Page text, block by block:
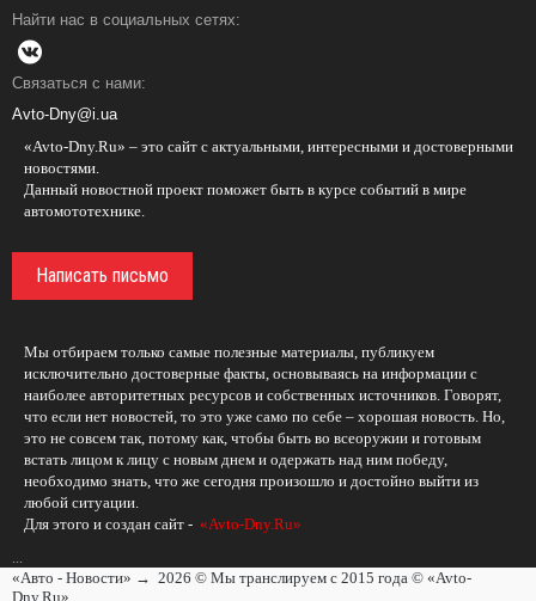
Найти нас в социальных сетях:
Связаться с нами:
Avto-Dny@i.ua
«Avto-Dny.Ru» – это сайт с актуальными, интересными и достоверными
новостями.
Данный новостной проект поможет быть в курсе событий в мире
автомототехнике.
Написать письмо
Мы отбираем только самые полезные материалы, публикуем
исключительно достоверные факты, основываясь на информации с
наиболее авторитетных ресурсов и собственных источников. Говорят,
что если нет новостей, то это уже само по себе – хорошая новость. Но,
это не совсем так, потому как, чтобы быть во всеоружии и готовым
встать лицом к лицу с новым днем и одержать над ним победу,
необходимо знать, что же сегодня произошло и достойно выйти из
любой ситуации.
Для этого и создан сайт - «Avto-Dny.Ru»
«Авто - Новости» → 2026 © Мы транслируем с 2015 года © «Avto-
Dny.Ru».